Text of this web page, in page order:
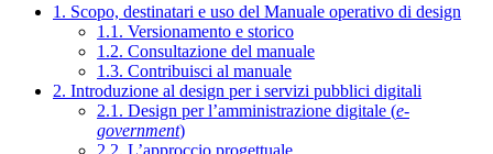
1. Scopo, destinatari e uso del Manuale operativo di design
1.1. Versionamento e storico
1.2. Consultazione del manuale
1.3. Contribuisci al manuale
2. Introduzione al design per i servizi pubblici digitali
2.1. Design per l’amministrazione digitale (e-
government)
2.2. L’approccio progettuale